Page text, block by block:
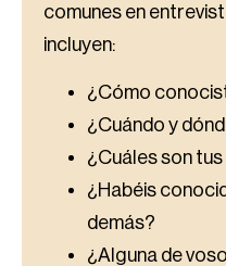
comunes en
incluyen:
¿Cómo
¿Cuándo y
¿Cuáles son
¿Habéis
demás?
¿Alguna de